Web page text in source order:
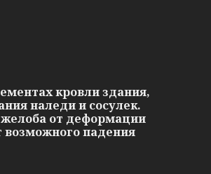
кровли здания,
наледи и сосулек.
желоба от деформации
возможного падения